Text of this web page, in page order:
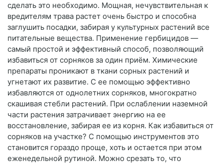
сделать это необходимо. Мощная, нечувствительная к
вредителям трава растет очень быстро и способна
заглушить посадки, забирая у культурных растений все
питательные вещества. Применение гербицидов —
самый простой и эффективный способ, позволяющий
избавиться от сорняков за один приём. Химические
препараты проникают в ткани сорных растений и
угнетают их развитие. С ее помощью эффективно
избавляются от однолетних сорняков, многократно
скашивая стебли растений. При ослаблении наземной
части растения затрачивает энергию на ее
восстановление, забирая ее из корня. Как избавиться от
сорняков на участке? С помощью инструментов это
становится гораздо проще, хоть и остается при этом
еженедельной рутиной. Можно срезать то, что